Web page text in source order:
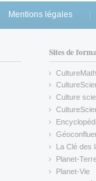
Mentions légales
Sites de
CultureMath
(link is
(link is
Culture
(link is
(link is
(link is
La Clé des
(link is
Planet-
(link is
Planet-Vie